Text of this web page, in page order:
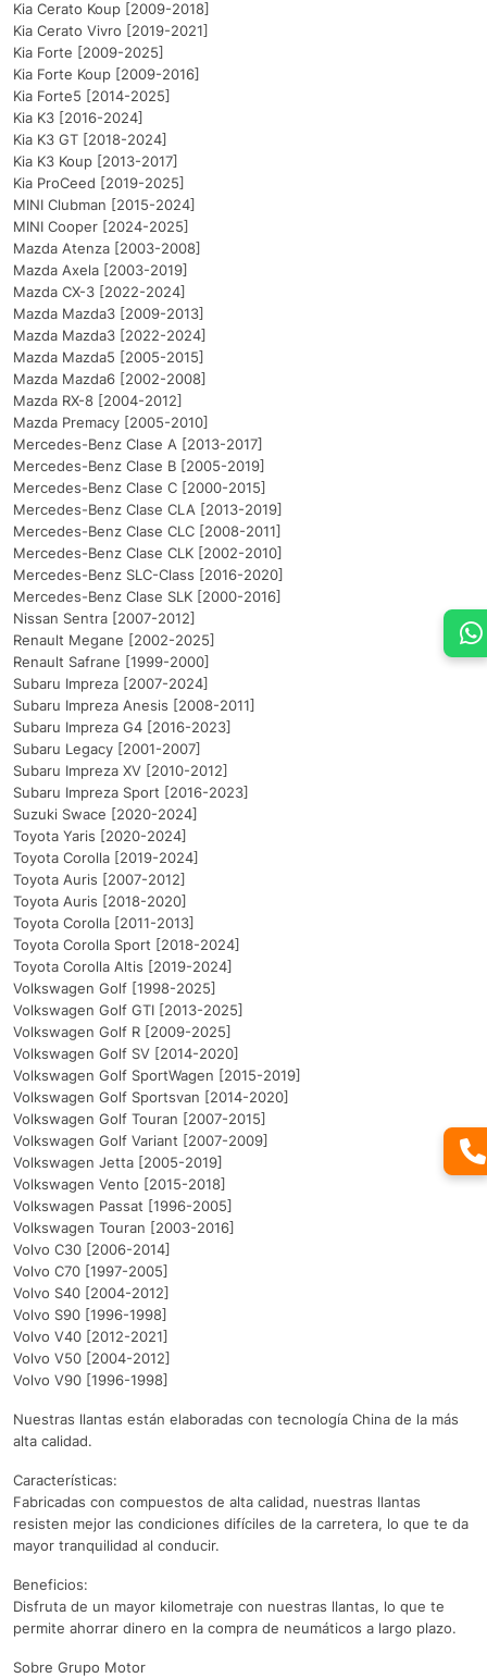
Kia Cerato Koup [2009-2018]
Kia Cerato Vivro [2019-2021]
Kia Forte [2009-2025]
Kia Forte Koup [2009-2016]
Kia Forte5 [2014-2025]
Kia K3 [2016-2024]
Kia K3 GT [2018-2024]
Kia K3 Koup [2013-2017]
Kia ProCeed [2019-2025]
MINI Clubman [2015-2024]
MINI Cooper [2024-2025]
Mazda Atenza [2003-2008]
Mazda Axela [2003-2019]
Mazda CX-3 [2022-2024]
Mazda Mazda3 [2009-2013]
Mazda Mazda3 [2022-2024]
Mazda Mazda5 [2005-2015]
Mazda Mazda6 [2002-2008]
Mazda RX-8 [2004-2012]
Mazda Premacy [2005-2010]
Mercedes-Benz Clase A [2013-2017]
Mercedes-Benz Clase B [2005-2019]
Mercedes-Benz Clase C [2000-2015]
Mercedes-Benz Clase CLA [2013-2019]
Mercedes-Benz Clase CLC [2008-2011]
Mercedes-Benz Clase CLK [2002-2010]
Mercedes-Benz SLC-Class [2016-2020]
Mercedes-Benz Clase SLK [2000-2016]
Nissan Sentra [2007-2012]
Renault Megane [2002-2025]
Renault Safrane [1999-2000]
Subaru Impreza [2007-2024]
Subaru Impreza Anesis [2008-2011]
Subaru Impreza G4 [2016-2023]
Subaru Legacy [2001-2007]
Subaru Impreza XV [2010-2012]
Subaru Impreza Sport [2016-2023]
Suzuki Swace [2020-2024]
Toyota Yaris [2020-2024]
Toyota Corolla [2019-2024]
Toyota Auris [2007-2012]
Toyota Auris [2018-2020]
Toyota Corolla [2011-2013]
Toyota Corolla Sport [2018-2024]
Toyota Corolla Altis [2019-2024]
Volkswagen Golf [1998-2025]
Volkswagen Golf GTI [2013-2025]
Volkswagen Golf R [2009-2025]
Volkswagen Golf SV [2014-2020]
Volkswagen Golf SportWagen [2015-2019]
Volkswagen Golf Sportsvan [2014-2020]
Volkswagen Golf Touran [2007-2015]
Volkswagen Golf Variant [2007-2009]
Volkswagen Jetta [2005-2019]
Volkswagen Vento [2015-2018]
Volkswagen Passat [1996-2005]
Volkswagen Touran [2003-2016]
Volvo C30 [2006-2014]
Volvo C70 [1997-2005]
Volvo S40 [2004-2012]
Volvo S90 [1996-1998]
Volvo V40 [2012-2021]
Volvo V50 [2004-2012]
Volvo V90 [1996-1998]
Nuestras llantas están elaboradas con tecnología China de la más
alta calidad.
Características:
Fabricadas con compuestos de alta calidad, nuestras llantas
resisten mejor las condiciones difíciles de la carretera, lo que te da
mayor tranquilidad al conducir.
Beneficios:
Disfruta de un mayor kilometraje con nuestras llantas, lo que te
permite ahorrar dinero en la compra de neumáticos a largo plazo.
Sobre Grupo Motor